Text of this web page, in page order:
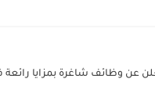
عن وظائف شاغرة بمزايا رائعة